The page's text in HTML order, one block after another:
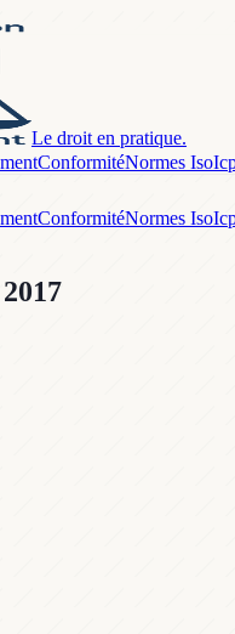
Le droit en pratique.
ConformitéNormes Iso
ConformitéNormes Iso